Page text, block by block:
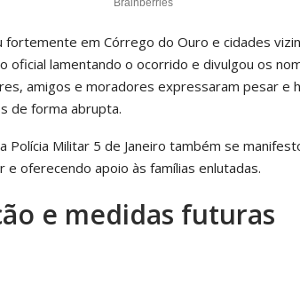
em Córrego do Ouro e cidades
oficial lamentando o ocorrido e divulgou os
amigos e moradores expressaram pesar e
de forma abrupta.
Polícia Militar 5 de Janeiro também se
e oferecendo apoio às famílias enlutadas.
e medidas futuras